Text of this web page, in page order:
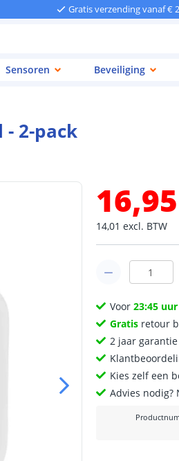
Gratis verzending vanaf €
Sensoren Beveiliging
2-pack
16,95
14,01 excl. BTW
Voor23:45 uur
Gratis retour
2 jaar garantie
Kies zelf een
Advies nodig?